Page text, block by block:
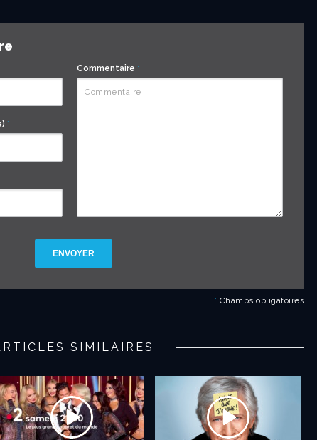
*
Commentaire *
ENVOYER
* Champs obligatoires
SIMILAIRES